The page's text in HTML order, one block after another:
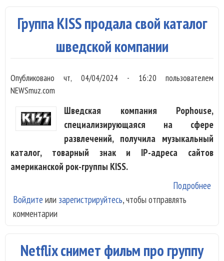
Группа KISS продала свой каталог
шведской компании
Опубликованочт, 04/04/2024 - 16:20 пользователем
NEWSmuz.com
Шведская компания Pophouse,
специализирующаяся на сфере
развлечений, получила музыкальный
каталог, товарный знак и IP-адреса сайтов
американской рок-группы KISS.
Подробнее
Войдите или зарегистрируйтесь, чтобы отправлять
комментарии
Netflix снимет фильм про группу